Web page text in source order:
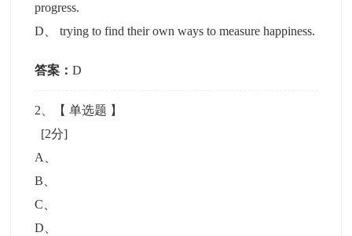
progress.
D 、trying to find their own ways to measure happiness.
答案：D
2 、【单选题 】
[2分]
A
B
C
D